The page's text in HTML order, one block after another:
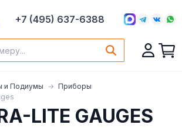
+7 (495) 637-6388
и Подиумы
Приборы
LITE GAUGES